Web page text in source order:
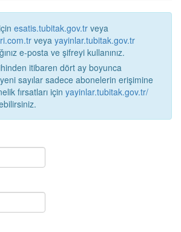
esatis.tubitak.gov.tr veya
veya yayinlar.tubitak.gov.tr
e-posta ve şifreyi kullanınız.
itibaren dört ay boyunca
sayılar sadece abonelerin erişimine
Abonelik fırsatları için yayinlar.tubitak.gov.tr/